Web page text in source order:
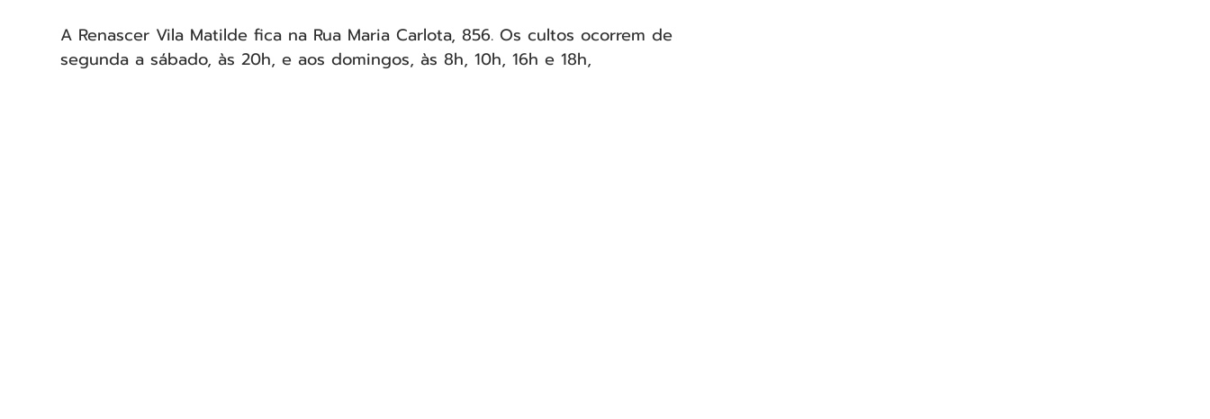
A Renascer Vila Matilde fica na Rua Maria Carlota, 856. Os cultos ocorrem de
segunda a sábado, às 20h, e aos domingos, às 8h, 10h, 16h e 18h,